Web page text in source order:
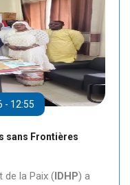
- 12:55
sans Frontières
de la Paix (IDHP) a